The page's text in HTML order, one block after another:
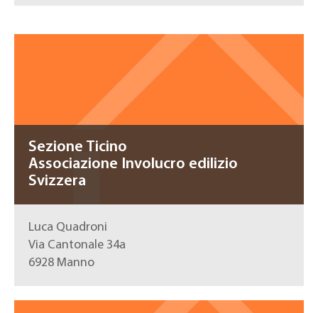
Sezione Ticino
Associazione Involucro edilizio
Svizzera
Luca Quadroni
Via Cantonale 34a
6928 Manno